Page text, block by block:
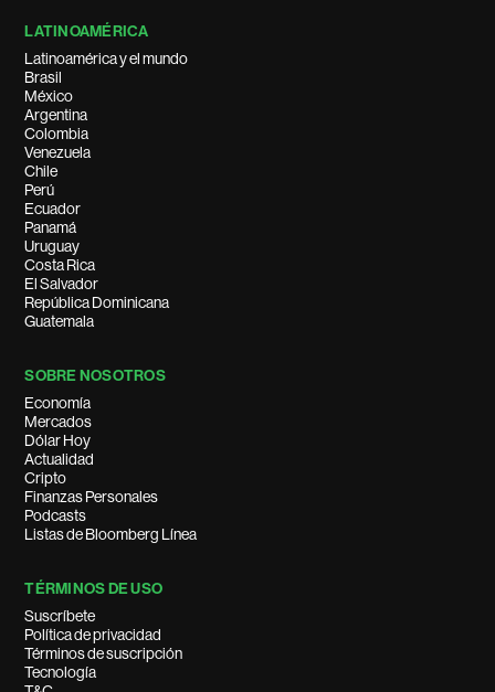
LATINOAMÉRICA
Latinoamérica y el mundo
Brasil
México
Argentina
Colombia
Venezuela
Chile
Perú
Ecuador
Panamá
Uruguay
Costa Rica
El Salvador
República Dominicana
Guatemala
SOBRE NOSOTROS
Economía
Mercados
Dólar Hoy
Actualidad
Cripto
Finanzas Personales
Podcasts
Listas de Bloomberg Línea
TÉRMINOS DE USO
Suscríbete
Política de privacidad
Términos de suscripción
Tecnología